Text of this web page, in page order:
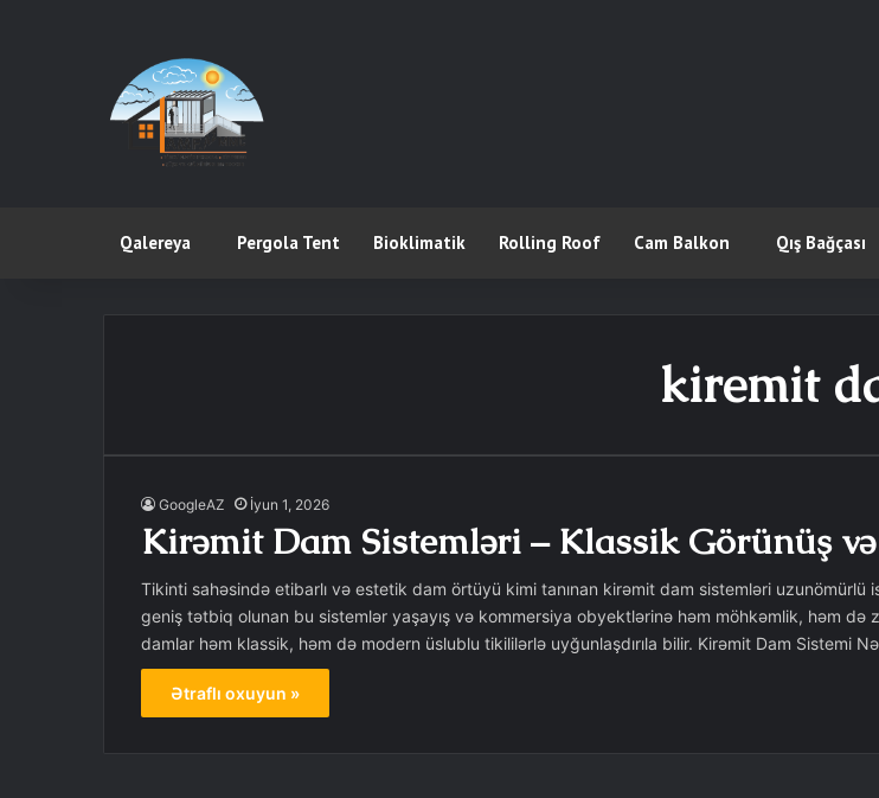
Qalereya Pergola Tent Bioklimatik Rolling Roof Cam Balkon Qış Bağçası
kiremit
GoogleAZ İyun 1, 2026
Kirəmit Dam Sistemləri – Klassik Görünüş
Tikinti sahəsində etibarlı və estetik dam örtüyü kimi tanınan kirəmit dam sistemləri
geniş tətbiq olunan bu sistemlər yaşayış və kommersiya obyektlərinə həm möhkəmlik, həm
damlar həm klassik, həm də modern üslublu tikililərlə uyğunlaşdırıla bilir. Kirəmit Dam Sistemi
Ətraflı oxuyun »